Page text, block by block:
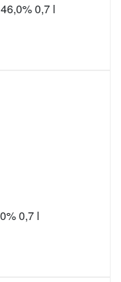
0,7 l
0,7 l